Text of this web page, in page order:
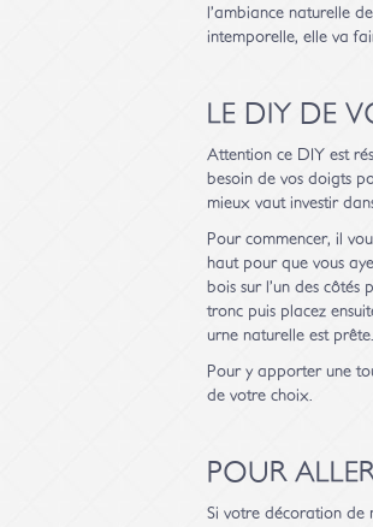
l’ambiance naturelle
intemporelle, elle va
LE DIY DE
Attention ce DIY est
besoin de vos doigts
mieux vaut investir
Pour commencer, il
haut pour que vous
bois sur l’un des
tronc puis placez
urne naturelle est prête.
Pour y apporter une
de votre choix.
POUR
Si votre décoration de